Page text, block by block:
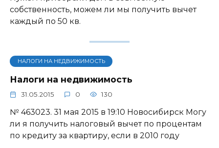
собственность, можем ли мы получить вычет
каждый по 50 кв.
НАЛОГИ НА НЕДВИЖИМОСТЬ
Налоги на недвижимость
31.05.2015 0 130
№ 463023. 31 мая 2015 в 19:10 Новосибирск Могу
ли я получить налоговый вычет по процентам
по кредиту за квартиру, если в 2010 году